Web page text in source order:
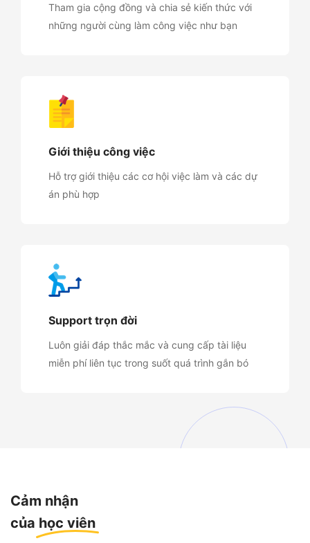
Tham gia cộng đồng và chia sẻ kiến thức với
những người cùng làm công việc như bạn
Giới thiệu công việc
Hỗ trợ giới thiệu các cơ hội việc làm và các dự
án phù hợp
Support trọn đời
Luôn giải đáp thắc mắc và cung cấp tài liệu
miễn phí liên tục trong suốt quá trình gắn bó
Cảm nhận
của học viên